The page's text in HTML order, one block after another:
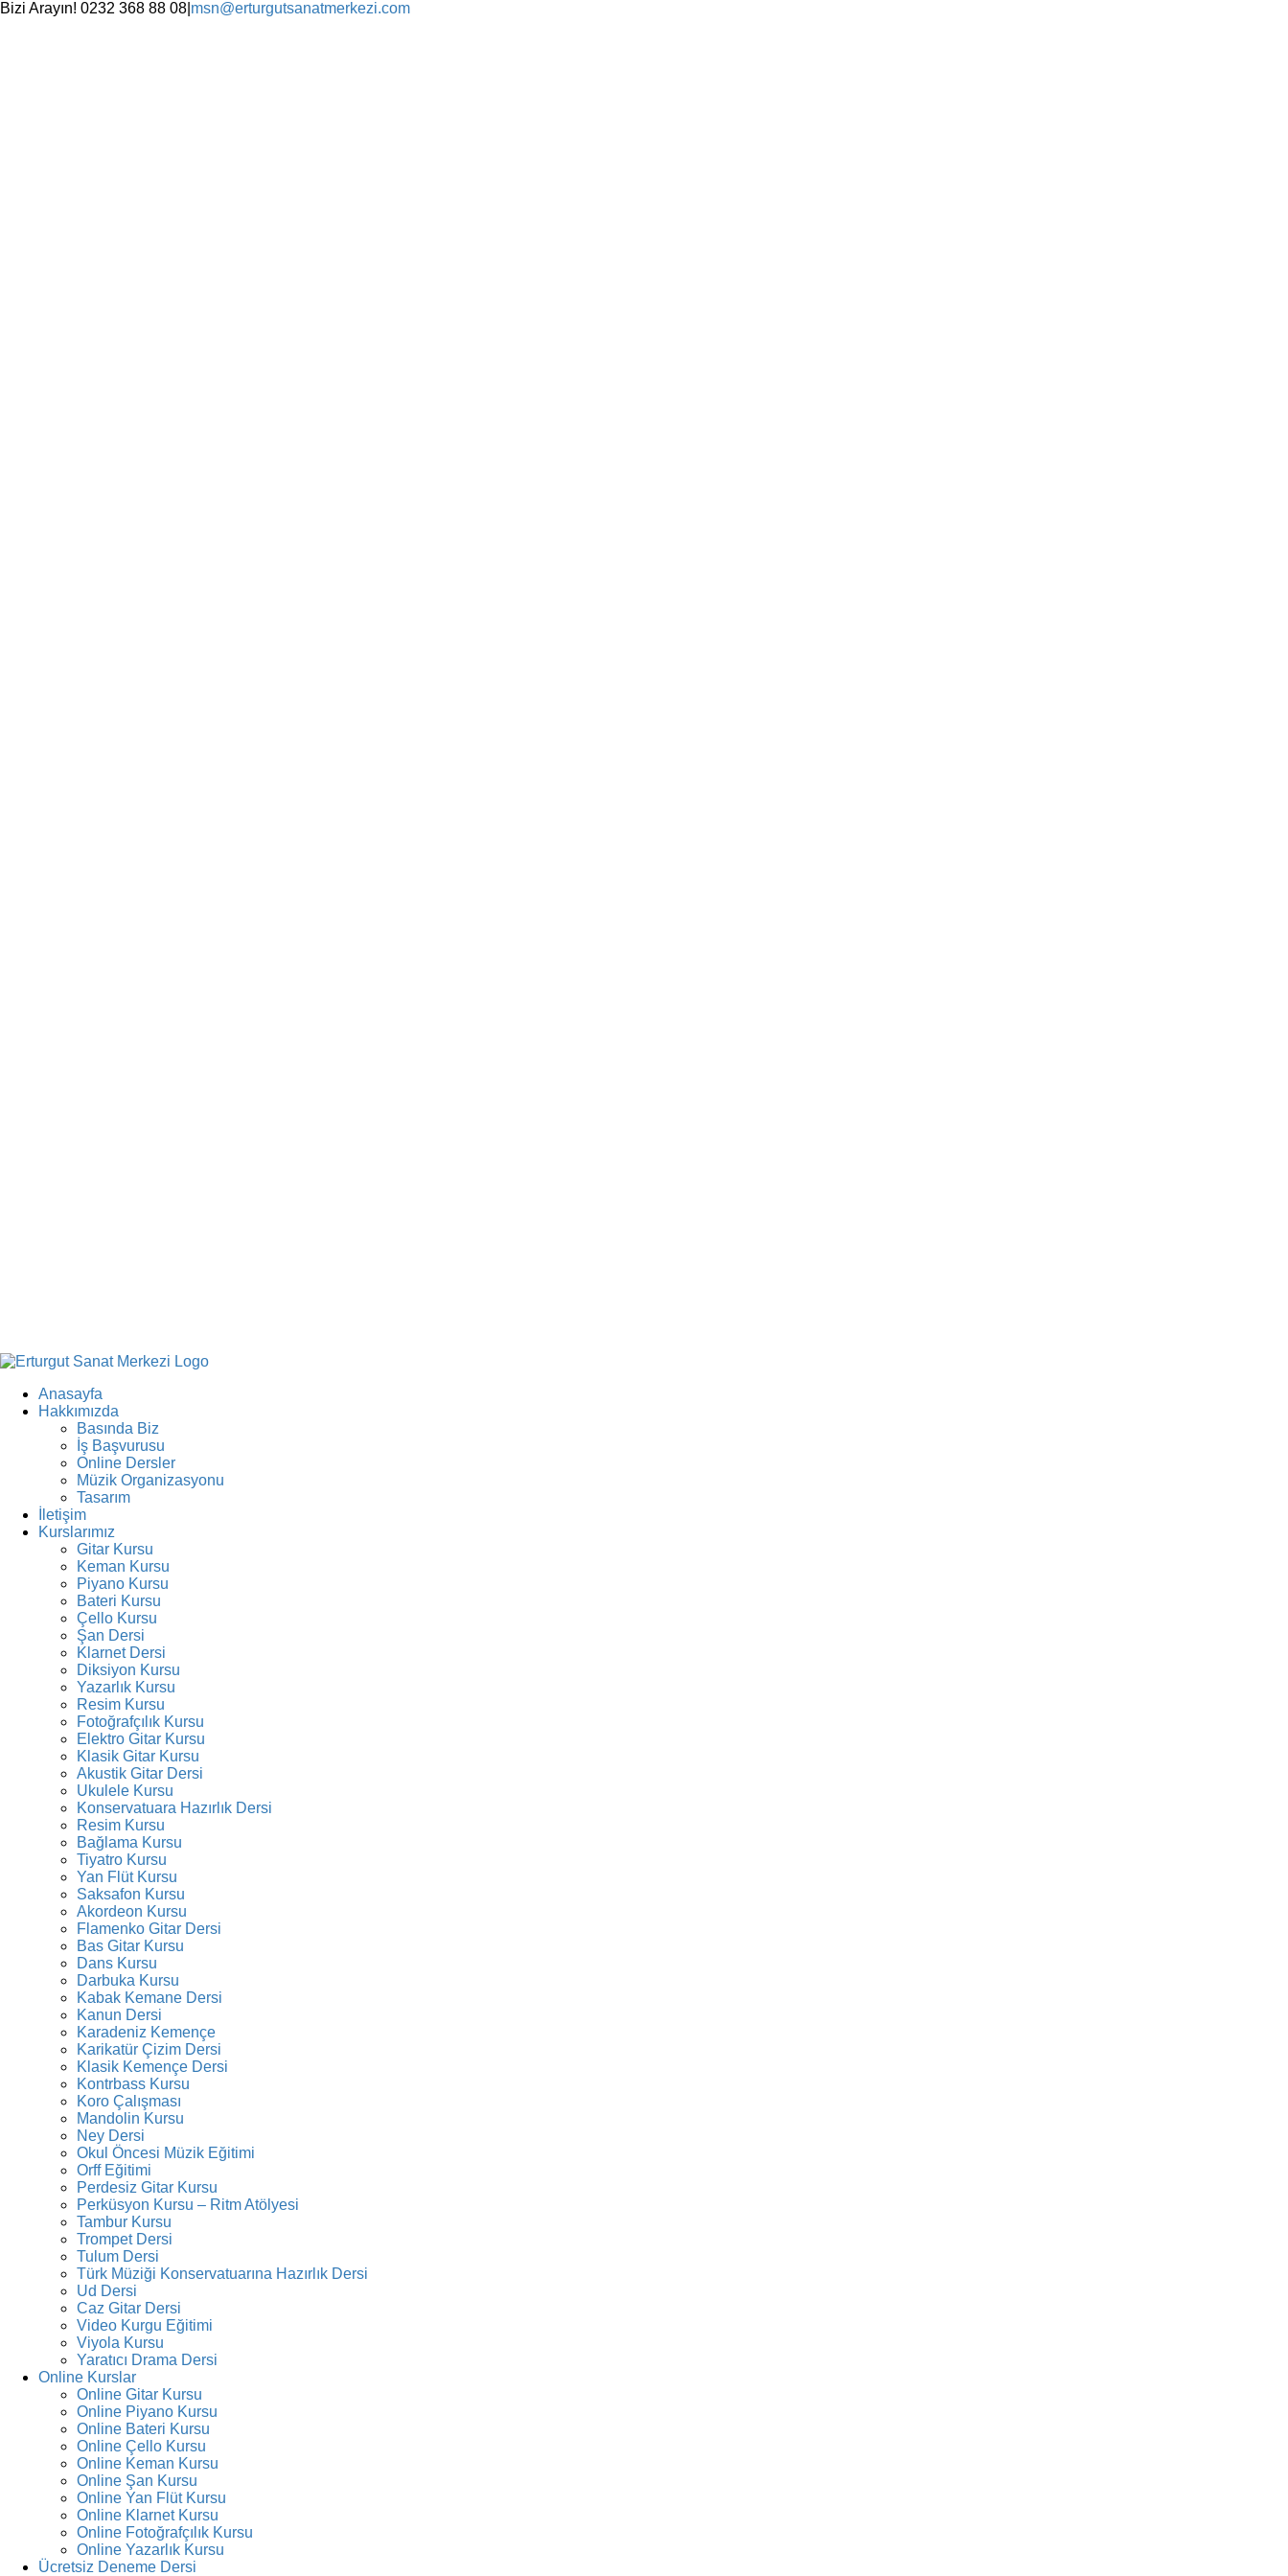
Skip
Bizi Arayın! 0232 368 88 08 msn@erturgutsanatmerkezi.com
Anasayfa
Hakkımızda
Basında Biz
İş Başvurusu
Online Dersler
Müzik Organizasyonu
Tasarım
İletişim
Kurslarımız
Gitar Kursu
Keman Kursu
Piyano Kursu
Bateri Kursu
Çello Kursu
Şan Dersi
Klarnet Dersi
Diksiyon Kursu
Yazarlık Kursu
Resim Kursu
Fotoğrafçılık Kursu
Elektro Gitar Kursu
Klasik Gitar Kursu
Akustik Gitar Dersi
Ukulele Kursu
Konservatuara Hazırlık Dersi
Resim Kursu
Bağlama Kursu
Tiyatro Kursu
Yan Flüt Kursu
Saksafon Kursu
Akordeon Kursu
Flamenko Gitar Dersi
Bas Gitar Kursu
Dans Kursu
Darbuka Kursu
Kabak Kemane Dersi
Kanun Dersi
Karadeniz Kemençe
Karikatür Çizim Dersi
Klasik Kemençe Dersi
Kontrbass Kursu
Koro Çalışması
Mandolin Kursu
Ney Dersi
Okul Öncesi Müzik Eğitimi
Orff Eğitimi
Perdesiz Gitar Kursu
Perküsyon Kursu – Ritm Atölyesi
Tambur Kursu
Trompet Dersi
Tulum Dersi
Türk Müziği Konservatuarına Hazırlık Dersi
Ud Dersi
Caz Gitar Dersi
Video Kurgu Eğitimi
Viyola Kursu
Yaratıcı Drama Dersi
Online Kurslar
Online Gitar Kursu
Online Piyano Kursu
Online Bateri Kursu
Online Çello Kursu
Online Keman Kursu
Online Şan Kursu
Online Yan Flüt Kursu
Online Klarnet Kursu
Online Fotoğrafçılık Kursu
Online Yazarlık Kursu
Ücretsiz Deneme Dersi